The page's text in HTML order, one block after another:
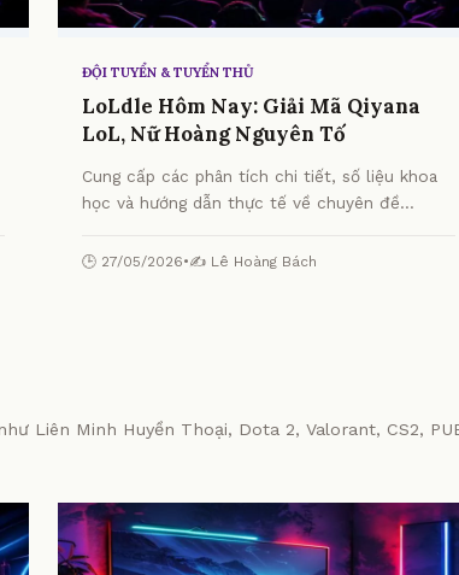
ĐỘI TUYỂN & TUYỂN THỦ
LoLdle Hôm Nay: Giải Mã Qiyana
LoL, Nữ Hoàng Nguyên Tố
Cung cấp các phân tích chi tiết, số liệu khoa
học và hướng dẫn thực tế về chuyên đề
Hoàng Nguyên Tố từ chuyên gia.
🕒 27/05/2026•✍️ Lê Hoàng Bách
Liên Minh Huyền Thoại, Dota 2, Valorant, CS2,